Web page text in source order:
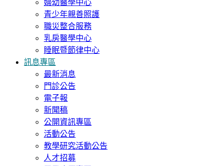
婦幼醫學中心
青少年親善照護
職災整合服務
乳房醫學中心
睡眠暨節律中心
訊息專區
最新消息
門診公告
電子報
新聞稿
公開資訊專區
活動公告
教學研究活動公告
人才招募